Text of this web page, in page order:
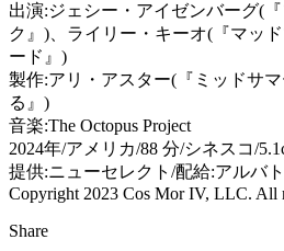
出演:ジェシー・アイゼンバーグ(
ク』)、ライリー・キーオ(『マッ
ード』)
製作:アリ・アスター(『ミッドサ
る』)
音楽:The Octopus Project
2024年/アメリカ/88 分/シネスコ/
提供:ニューセレクト/配給:アルバ
Copyright 2023 Cos Mor IV, LLC. All
Share